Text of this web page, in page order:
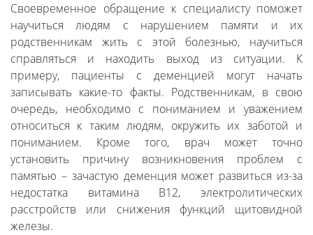
Своевременное обращение к специалисту поможет
научиться людям с нарушением памяти и их
родственникам жить с этой болезнью, научиться
справляться и находить выход из ситуации. К
примеру, пациенты с деменцией могут начать
записывать какие-то факты. Родственникам, в свою
очередь, необходимо с пониманием и уважением
относиться к таким людям, окружить их заботой и
пониманием. Кроме того, врач может точно
установить причину возникновения проблем с
памятью – зачастую деменция может развиться из-за
недостатка витамина В12, электролитических
расстройств или снижения функций щитовидной
железы.